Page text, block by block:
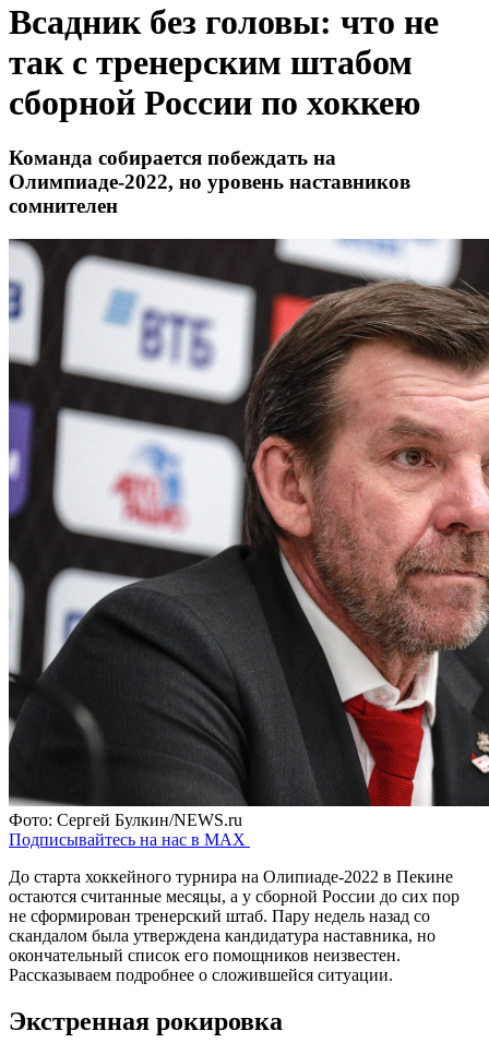
Всадник без головы: что не
так с тренерским штабом
сборной России по хоккею
Команда собирается побеждать на
Олимпиаде-2022, но уровень наставников
сомнителен
Фото: Сергей Булкин/NEWS.ru
Подписывайтесь на нас в MAX
До старта хоккейного турнира на Олипиаде-2022 в Пекине
остаются считанные месяцы, а у сборной России до сих пор
не сформирован тренерский штаб. Пару недель назад со
скандалом была утверждена кандидатура наставника, но
окончательный список его помощников неизвестен.
Рассказываем подробнее о сложившейся ситуации.
Экстренная рокировка